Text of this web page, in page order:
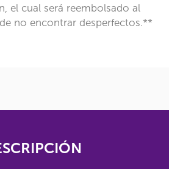
el cual será reembolsado al
no encontrar desperfectos.**